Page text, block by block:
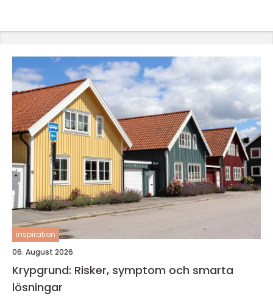
inspiration
06. August 2026
Krypgrund: Risker, symptom och smarta
lösningar